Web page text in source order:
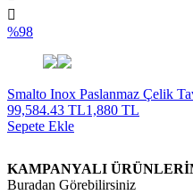
%98
Smalto Inox Paslanmaz Çelik
99,584.43 TL1,880 TL
Sepete Ekle
KAMPANYALI
Buradan Görebilirsiniz